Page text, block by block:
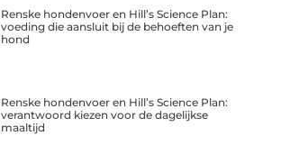
Renske hondenvoer en Hill’s Science Plan:
voeding die aansluit bij de behoeften van je
hond
Renske hondenvoer en Hill’s Science Plan:
verantwoord kiezen voor de dagelijkse
maaltijd